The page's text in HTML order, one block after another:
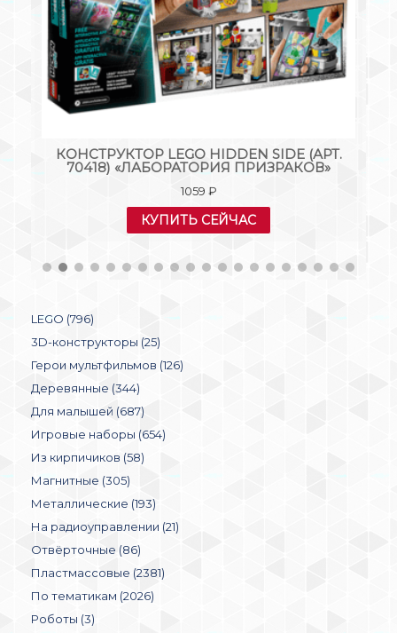
КОНСТРУКТОР LEGO HIDDEN SIDE (АРТ.
70418) «ЛАБОРАТОРИЯ ПРИЗРАКОВ»
1059 ₽
КУПИТЬ СЕЙЧАС
LEGO (796)
3D-конструкторы (25)
Герои мультфильмов (126)
Деревянные (344)
Для малышей (687)
Игровые наборы (654)
Из кирпичиков (58)
Магнитные (305)
Металлические (193)
На радиоуправлении (21)
Отвёрточные (86)
Пластмассовые (2381)
По тематикам (2026)
Роботы (3)